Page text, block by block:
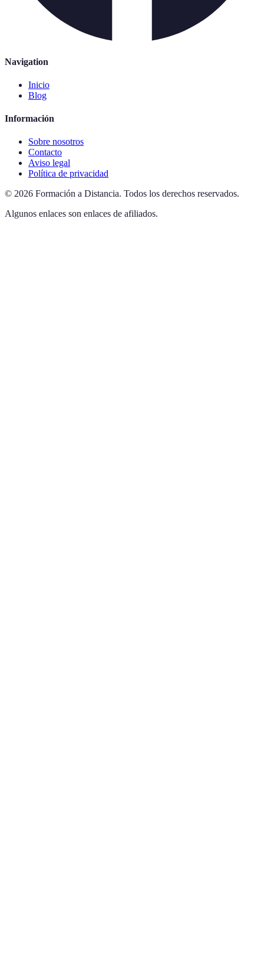
Navigation
Inicio
Blog
Información
Sobre nosotros
Contacto
Aviso legal
Política de privacidad
© 2026 Formación a Distancia. Todos los derechos reservados.
Algunos enlaces son enlaces de afiliados.